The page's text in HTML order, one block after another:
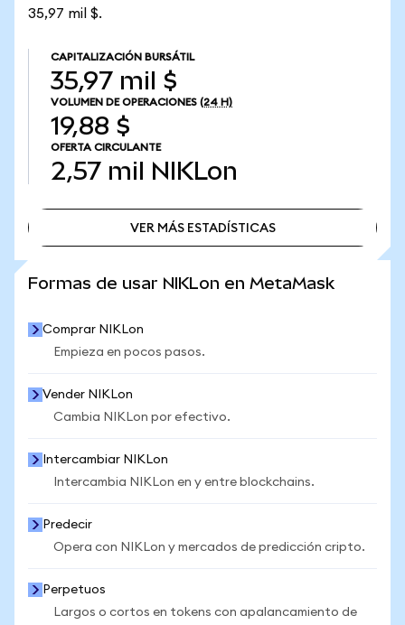
35,97 mil $.
CAPITALIZACIÓN BURSÁTIL
35,97 mil $
VOLUMEN DE OPERACIONES (24 H)
19,88 $
OFERTA CIRCULANTE
2,57 mil NIKLon
VER MÁS ESTADÍSTICAS
Formas de usar NIKLon en MetaMask
Comprar NIKLon
Empieza en pocos pasos.
Vender NIKLon
Cambia NIKLon por efectivo.
Intercambiar NIKLon
Intercambia NIKLon en y entre blockchains.
Predecir
Opera con NIKLon y mercados de predicción cripto.
Perpetuos
Largos o cortos en tokens con apalancamiento de